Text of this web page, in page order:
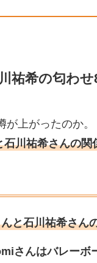
祐希の匂わせ
が上がったのか。
川祐希さんの関
と石川祐希さん
さんはバレーボ